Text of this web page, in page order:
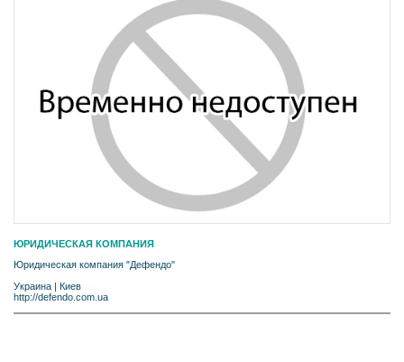
ЮРИДИЧЕСКАЯ КОМПАНИЯ
Юридическая компания "Дефендо"
Украина
Киев
http://defendo.com.ua